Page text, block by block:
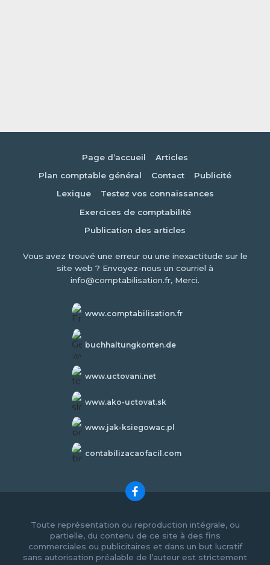
Page d’accueil
Articles
Plan comptable général
Contact
Publicité
Lexique
Testez vos connaissances
Exercices de comptabilité
Publication des articles
Vous avez trouvé une erreur ou une inexactitude sur le
site web ? Envoyez-nous un courriel à
info@comptabilisation.fr, Merci.
www.comptabilisation.fr
buchhaltungkonten.de
www.uctovani.net
www.ako-uctovat.sk
www.jak-ksiegowac.pl
contabilizacaofacil.com
Toute représentation ou reproduction intégrale, ou
partielle, du contenu de ce site à des fins
commerciales ou publicitaires et dans un but lucratif
sans autorisation préalable de l’auteur est strictement